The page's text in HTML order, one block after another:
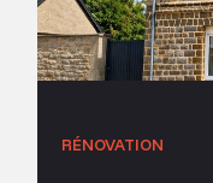
RÉNOVATION